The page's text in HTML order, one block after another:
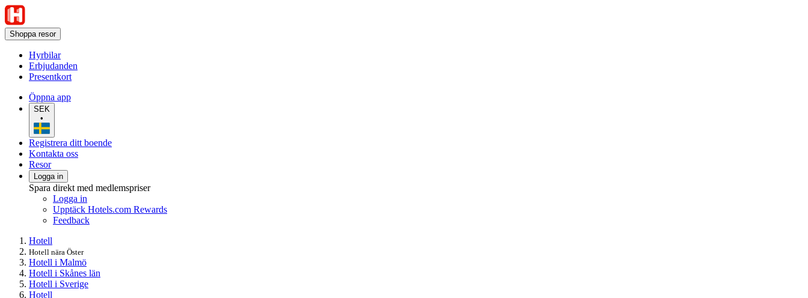
Shoppa resor
Hyrbilar
Erbjudanden
Presentkort
Öppna app
SEK
•
Registrera ditt boende
Kontakta oss
Resor
Logga in
Spara direkt med medlemspriser
Logga in
Upptäck Hotels.com Rewards
Feedback
Hotell
Hotell nära Öster
Hotell i Malmö
Hotell i Skånes län
Hotell i Sverige
Hotell